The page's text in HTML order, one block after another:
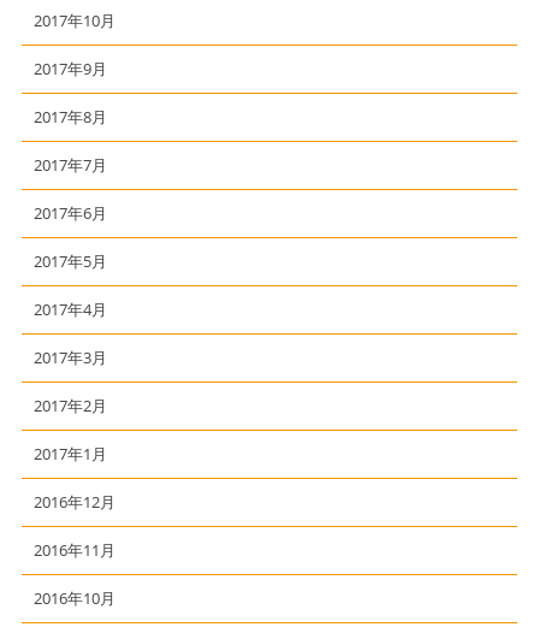
2017年10月
2017年9月
2017年8月
2017年7月
2017年6月
2017年5月
2017年4月
2017年3月
2017年2月
2017年1月
2016年12月
2016年11月
2016年10月